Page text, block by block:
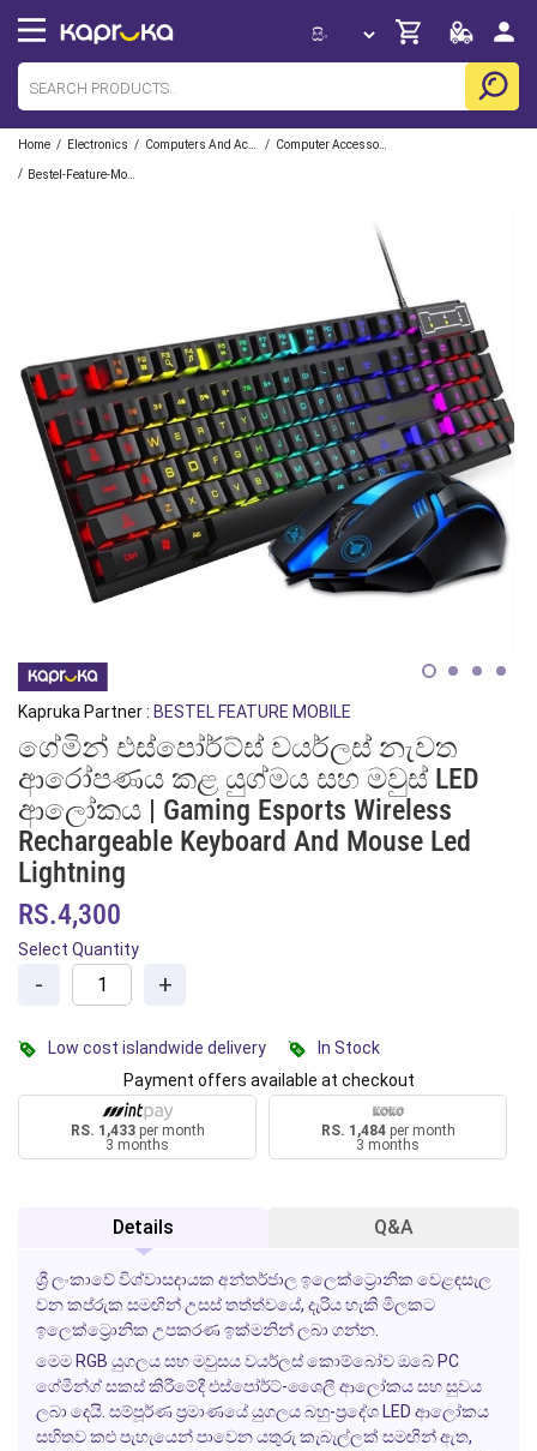
Home / Electronics / /
/
Kapruka Partner : BESTEL FEATURE MOBILE
ගේමින් එස්පෝර්ට්ස් වයර්ලස් නැවත
ආරෝපණය කළ යුග්මය සහ මවුස් LED
ආලෝකය | Gaming Esports Wireless
Rechargeable Keyboard And Mouse Led
Lightning
RS.4,300
Select Quantity
- +
Low cost islandwide delivery
In Stock
Payment offers available at checkout
RS. 1,433per month
3 months
RS. 1,484per month
3 months
Details Q&A
ශ්‍රී ලංකාවේ විශ්වාසදායක අන්තර්ජාල ඉලෙක්ට්‍රොනික වෙළඳසැල
වන කප්රුක සමඟින් උසස් තත්ත්වයේ, දැරිය හැකි මිලකට
ඉලෙක්ට්‍රොනික උපකරණ ඉක්මනින් ලබා ගන්න.
මෙම RGB යුගලය සහ මවුසය වයර්ලස් කොම්බෝව ඔබේ PC
ගේමීන්ග් සකස් කිරීමේදී එස්පෝර්ට්-ශෛලී ආලෝකය සහ සුවය
ලබා දෙයි. සම්පූර්ණ ප්‍රමාණයේ යුගලය බහු-ප්‍රදේශ LED ආලෝකය
සහිතව කළු පැහැයෙන් පාවෙන යතුරු කැබැල්ලක් සමඟින් ඇත,